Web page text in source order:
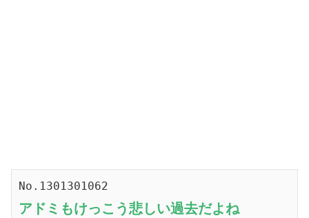
No.1301301062
アドミもけっこう悲しい過去だよね